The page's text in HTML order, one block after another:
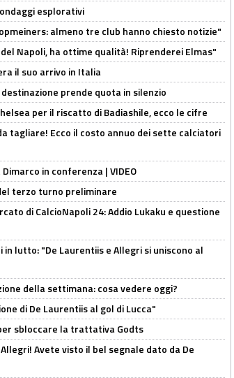
esplorativi
almeno tre club hanno chiesto notizie"
Napoli, ha ottime qualità! Riprenderei Elmas"
il suo arrivo in Italia
prende quota in silenzio
per il riscatto di Badiashile, ecco le cifre
tagliare! Ecco il costo annuo dei sette calciatori
in conferenza | VIDEO
terzo turno preliminare
di CalcioNapoli 24: Addio Lukaku e questione
in lutto: "De Laurentiis e Allegri si uniscono al
della settimana: cosa vedere oggi?
di De Laurentiis al gol di Lucca"
sbloccare la trattativa Godts
Avete visto il bel segnale dato da De